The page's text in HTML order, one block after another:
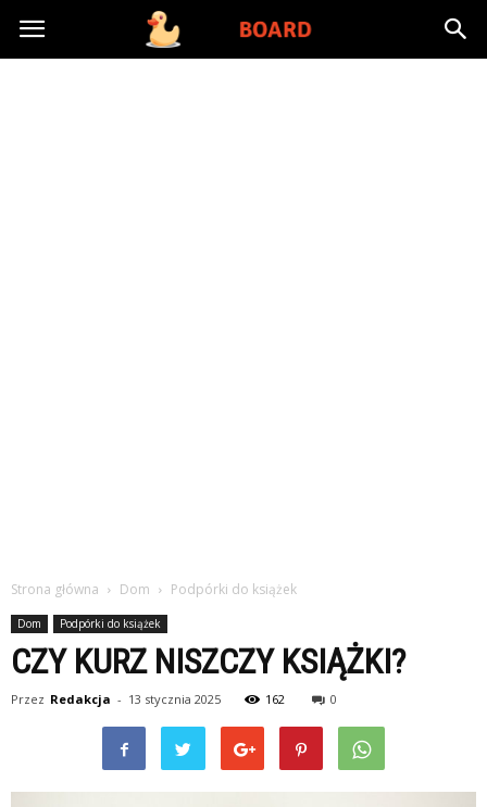
Toysboard.pl
Strona główna Dom Podpórki do książek
Dom Podpórki do książek
CZY KURZ NISZCZY KSIĄŻKI?
Przez Redakcja - 13 stycznia 2025 162 0